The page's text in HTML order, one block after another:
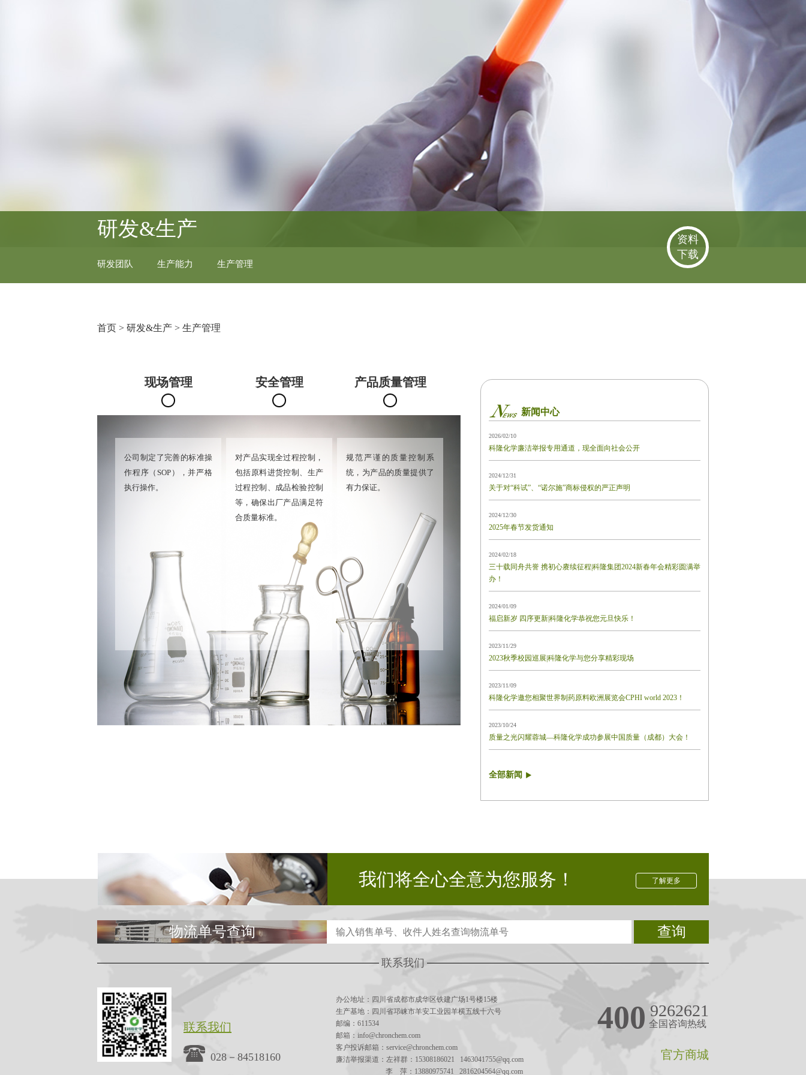
研发&生产
资料
下载
研发团队 生产能力 生产管理
首页 > 研发&生产 > 生产管理
现场管理
公司制定了完善的标准操
作程序（SOP），并严格
执行操作。
安全管理
对产品实现全过程控制，
包括原料进货控制、生产
过程控制、成品检验控制
等，确保出厂产品满足符
合质量标准。
产品质量管理
规范严谨的质量控制系
统，为产品的质量提供了
有力保证。
新闻中心
2026/02/10
科隆化学廉洁举报专用通道，现全面向社会公开
2024/12/31
关于对“科试”、“诺尔施”商标侵权的严正声明
2024/12/30
2025年春节发货通知
2024/02/18
三十载同舟共誉 携初心赓续征程|科隆集团2024新春年会精彩圆满举
办！
2024/01/09
福启新岁 四序更新|科隆化学恭祝您元旦快乐！
2023/11/29
2023秋季校园巡展|科隆化学与您分享精彩现场
2023/11/09
科隆化学邀您相聚世界制药原料欧洲展览会CPHI world 2023！
2023/10/24
质量之光闪耀蓉城—科隆化学成功参展中国质量（成都）大会！
全部新闻
我们将全心全意为您服务！ 了解更多
物流单号查询 查询
联系我们
联系我们
028－84518160
办公地址：四川省成都市成华区铁建广场1号楼15楼
生产基地：四川省邛崃市羊安工业园羊横五线十六号
邮编：611534
邮箱：info@chronchem.com
客户投诉邮箱：service@chronchem.com
廉洁举报渠道：左祥群：15308186021 1463041755@qq.com
李 萍：13880975741 2816204564@qq.com
9262621
全国咨询热线
400
官方商城